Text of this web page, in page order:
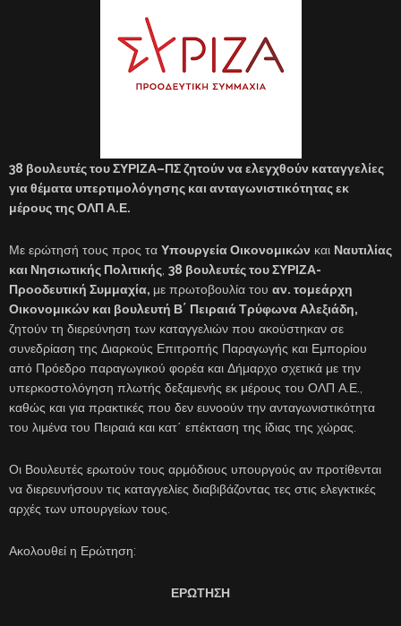
38 βουλευτές του ΣΥΡΙΖΑ–ΠΣ ζητούν να ελεγχθούν καταγγελίες
για θέματα υπερτιμολόγησης και ανταγωνιστικότητας εκ
μέρους της ΟΛΠ Α.Ε.
Με ερώτησή τους προς τα Υπουργεία Οικονομικών και Ναυτιλίας
και Νησιωτικής Πολιτικής 38 βουλευτές του ΣΥΡΙΖΑ-
Προοδευτική Συμμαχία, με πρωτοβουλία του αν. τομεάρχη
Οικονομικών και βουλευτή Β΄ Πειραιά Τρύφωνα Αλεξιάδη,
ζητούν τη διερεύνηση των καταγγελιών που ακούστηκαν σε
συνεδρίαση της Διαρκούς Επιτροπής Παραγωγής και Εμπορίου
από Πρόεδρο παραγωγικού φορέα και Δήμαρχο σχετικά με την
υπερκοστολόγηση πλωτής δεξαμενής εκ μέρους του ΟΛΠ Α.Ε.,
καθώς και για πρακτικές που δεν ευνοούν την ανταγωνιστικότητα
του λιμένα του Πειραιά και κατ΄ επέκταση της ίδιας της χώρας.
Οι Βουλευτές ερωτούν τους αρμόδιους υπουργούς αν προτίθενται
να διερευνήσουν τις καταγγελίες διαβιβάζοντας τες στις ελεγκτικές
αρχές των υπουργείων τους.
Ακολουθεί η Ερώτηση:
ΕΡΩΤΗΣΗ